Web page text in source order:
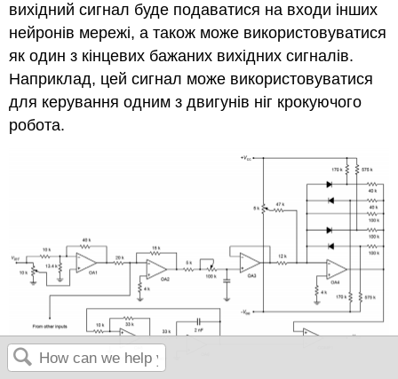
вихідний сигнал буде подаватися на входи інших
нейронів мережі, а також може використовуватися
як один з кінцевих бажаних вихідних сигналів.
Наприклад, цей сигнал може використовуватися
для керування одним з двигунів ніг крокуючого
робота.